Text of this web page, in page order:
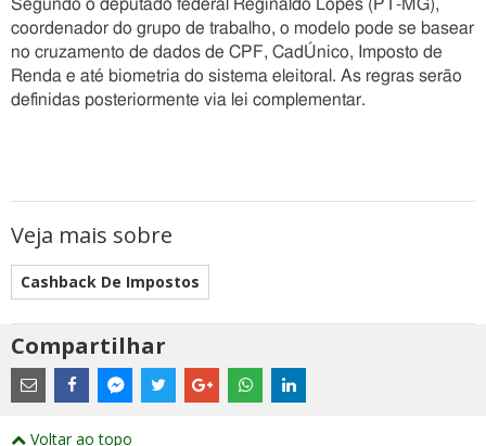
Segundo o deputado federal Reginaldo Lopes (PT-MG),
coordenador do grupo de trabalho, o modelo pode se basear
no cruzamento de dados de CPF, CadÚnico, Imposto de
Renda e até biometria do sistema eleitoral. As regras serão
definidas posteriormente via lei complementar.
Veja mais sobre
Cashback De Impostos
Compartilhar
Estes
são
links
externos
abrirão este
Voltar ao topo